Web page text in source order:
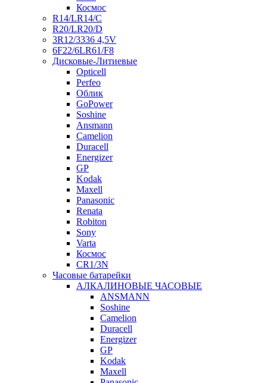
Космос
R14/LR14/C
R20/LR20/D
3R12/3336 4,5V
6F22/6LR61/F8
Дисковые-Литиевые
Opticell
Perfeo
Облик
GoPower
Soshine
Ansmann
Camelion
Duracell
Energizer
GP
Kodak
Maxell
Panasonic
Renata
Robiton
Sony
Varta
Космос
CR1/3N
Часовые батарейки
АЛКАЛИНОВЫЕ ЧАСОВЫЕ
ANSMANN
Soshine
Camelion
Duracell
Energizer
GP
Kodak
Maxell